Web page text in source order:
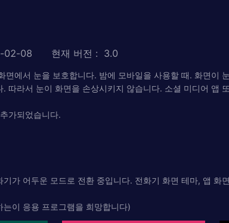
02-08 현재 버전 : 3.0
면에서 눈을 보호합니다. 밤에 모바일을 사용할 때. 화면이
. 따라서 눈이 화면을 손상시키지 않습니다. 소셜 미디어 앱
가되었습니다.
기가 어두운 모드로 전환 중입니다. 전화기 화면 테마, 앱
이 응용 프로그램을 희망합니다)